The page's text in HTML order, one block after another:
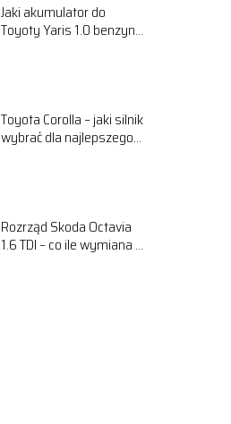
Jaki akumulator do
Toyoty Yaris 1.0 benzyna
Toyota Corolla – jaki silnik
wybrać dla najlepszego
Rozrząd Skoda Octavia
1.6 TDI – co ile wymiana i